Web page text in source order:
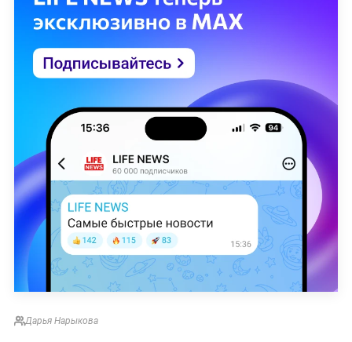
Дарья Нарыкова